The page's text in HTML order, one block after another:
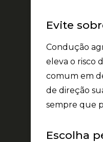
Evite
Condução
eleva o risco
comum em
de direção
sempre que
Escolha